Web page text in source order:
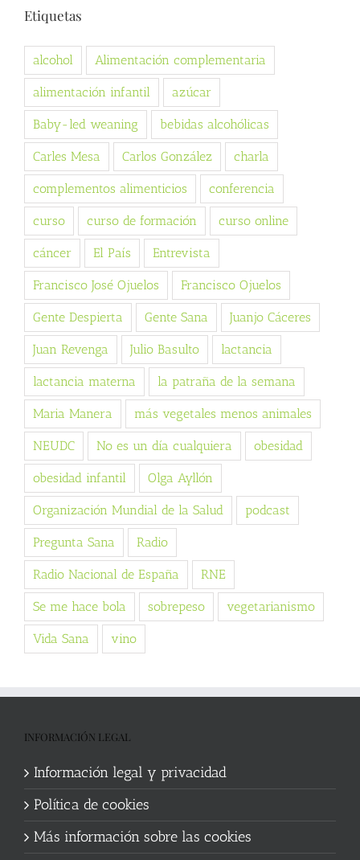
Etiquetas
alcohol Alimentación complementaria
alimentación infantil azúcar
Baby-led weaning bebidas alcohólicas
Carles Mesa Carlos González charla
complementos alimenticios conferencia
curso curso de formación curso online
cáncer El País Entrevista
Francisco José Ojuelos Francisco Ojuelos
Gente Despierta Gente Sana Juanjo Cáceres
Juan Revenga Julio Basulto lactancia
lactancia materna la patraña de la semana
Maria Manera más vegetales menos animales
NEUDC No es un día cualquiera obesidad
obesidad infantil Olga Ayllón
Organización Mundial de la Salud podcast
Pregunta Sana Radio
Radio Nacional de España RNE
Se me hace bola sobrepeso vegetarianismo
Vida Sana vino
INFORMACIÓN LEGAL
Información legal y privacidad
Política de cookies
Más información sobre las cookies